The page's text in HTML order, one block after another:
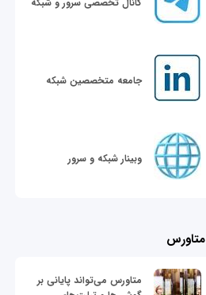
کانال تخصصی سرور و شبکه
جامعه متخصصین شبکه
وبینار شبکه و سرور
متاورس
متاورس می‌تواند پایانی بر